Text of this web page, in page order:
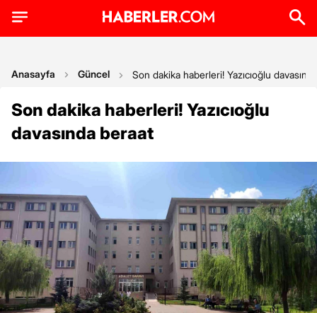
Anasayfa Güncel Son dakika haberleri! Yazıcıoğlu
Son dakika haberleri! Yazıcıoğlu
davasında beraat